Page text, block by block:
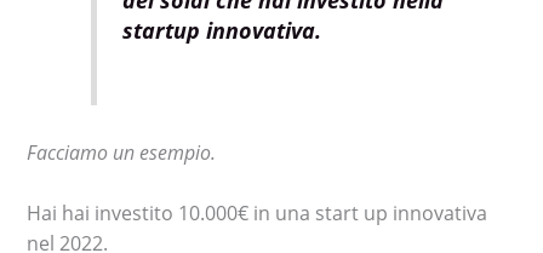
startup innovativa.
Facciamo un esempio.
Hai hai investito 10.000€ in una start up innovativa
nel 2022.